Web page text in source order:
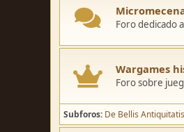
Foro dedicado
Wargames
Foro sobre
Subforos De Bellis Antiquitatis